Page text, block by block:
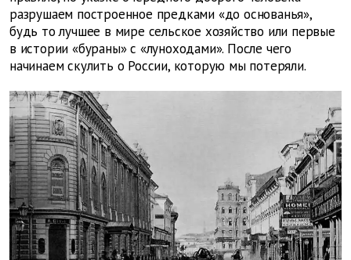
разрушаем построенное предками «до основанья»,
будь то лучшее в мире сельское хозяйство или первые
в истории «бураны» с «луноходами». После чего
начинаем скулить о России, которую мы потеряли.